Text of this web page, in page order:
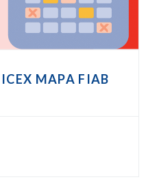
MAPA FIAB